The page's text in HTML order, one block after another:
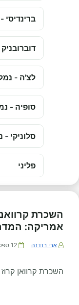
ברינדיסי
לצ'ה -
סופיה -
סלוניקי
פליני
השכרת
אמריקה:
אבי בנדנה 12 ספט 2023
השכרת קרוואן